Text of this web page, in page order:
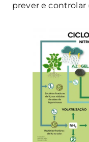
prever e controlar